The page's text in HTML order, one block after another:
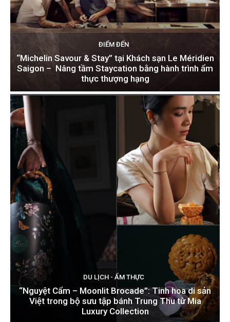
ĐIỂM ĐẾN
“Michelin Savour & Stay” tại Khách sạn Le Méridien
Saigon – Nâng tầm Staycation bằng hành trình ẩm
thực thượng hạng
DU LỊCH - ẨM THỰC
“Nguyệt Cẩm – Moonlit Brocade”: Tinh hoa di sản
Việt trong bộ sưu tập bánh Trung Thu từ Mia
Luxury Collection